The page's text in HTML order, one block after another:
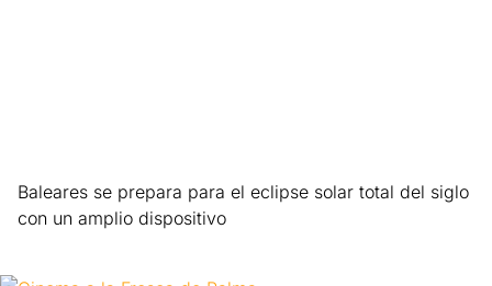
Baleares se prepara para el eclipse solar total del siglo
con un amplio dispositivo